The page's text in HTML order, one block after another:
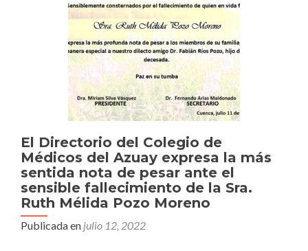
El Directorio del Colegio de
Médicos del Azuay expresa la más
sentida nota de pesar ante el
sensible fallecimiento de la Sra.
Ruth Mélida Pozo Moreno
Publicada en julio 12, 2022